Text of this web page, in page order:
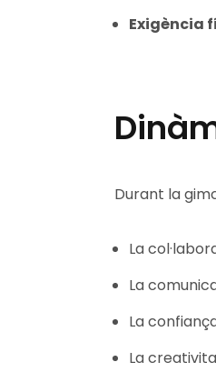
Exigència
Durant la
La
La
La
La